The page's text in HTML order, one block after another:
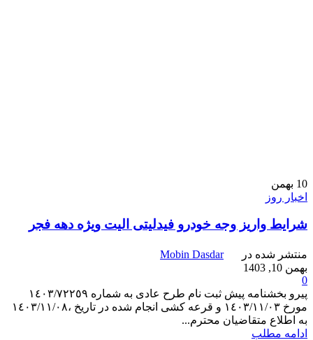
10 بهمن
اخبار روز
شرایط واریز وجه خودرو فیدلیتی الیت ویژه دهه فجر
منتشر شده در
Mobin Dasdar
بهمن 10, 1403
0
پیرو بخشنامه پیش ثبت نام طرح عادی به شماره ١٤٠٣/٧٢٢٥٩
مورخ ١٤٠٣/١١/٠٣ و قرعه کشی انجام شده در تاریخ ،١٤٠٣/١١/٠٨
به اطلاع متقاضیان محترم...
ادامه مطلب